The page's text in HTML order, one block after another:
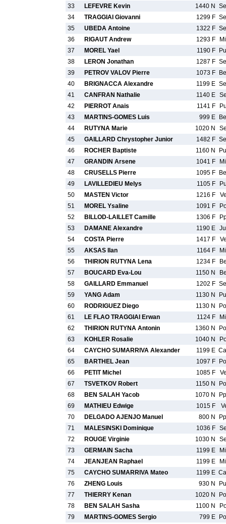
33
LEFEVRE Kevin 1440 N
34
TRAGGIAI Giovanni 1299 F
35
UBEDA Antoine 1322 F
36
RIGAUT Andrew 1293 F
37
MOREL Yael 1190 F
38
LERON Jonathan 1287 F
39
PETROV VALOV Pierre 1073 F
40
BRIGNACCA Alexandre 1199 E
41
CANFRAN Nathalie 1140 E
42
PIERROT Anais 1141 F
43
MARTINS-GOMES Luis 999 E
44
RUTYNA Marie 1020 N
45
GAILLARD Chrystopher Junior 1482 F
46
ROCHER Baptiste 1160 N
47
GRANDIN Arsene 1041 F
48
CRUSELLS Pierre 1095 F
49
LAVILLEDIEU Melys 1105 F
50
MASTEN Victor 1216 F
51
MOREL Ysaline 1091 F
52
BILLOD-LAILLET Camille 1306 F
53
DAMANE Alexandre 1190 E
54
COSTA Pierre 1417 F
55
AKSAS Ilan 1164 F
56
THIRION RUTYNA Lena 1234 F
57
BOUCARD Eva-Lou 1150 N
58
GAILLARD Emmanuel 1202 F
59
YANG Adam 1130 N
60
RODRIGUEZ Diego 1130 N
61
LE FLAO TRAGGIAI Erwan 1124 F
62
THIRION RUTYNA Antonin 1360 N
63
KOHLER Rosalie 1040 N
64
CAYCHO SUMARRIVA Alexander 1199 E
65
BARTHEL Jean 1097 F
66
PETIT Michel 1085 F
67
TSVETKOV Robert 1150 N
68
BEN SALAH Yacob 1070 N
69
MATHIEU Edwige 1015 F
70
DELGADO AJENJO Manuel 800 N
71
MALESINSKI Dominique 1036 F
72
ROUGE Virginie 1030 N
73
GERMAIN Sacha 1199 E
74
JEANJEAN Raphael 1199 E
75
CAYCHO SUMARRIVA Mateo 1199 E
76
ZHENG Louis 930 N
77
THIERRY Kenan 1020 N
78
BEN SALAH Sasha 1100 N
79
MARTINS-GOMES Sergio 799 E